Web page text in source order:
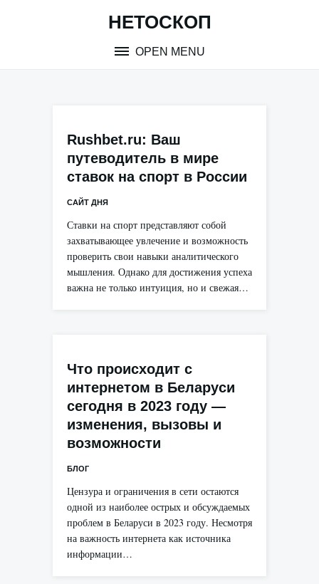
НЕТОСКОП
OPEN MENU
Rushbet.ru: Ваш
путеводитель в мире
ставок на спорт в России
САЙТ ДНЯ
Ставки на спорт представляют собой
захватывающее увлечение и возможность
проверить свои навыки аналитического
мышления. Однако для достижения успеха
важна не только интуиция, но и свежая…
Что происходит с
интернетом в Беларуси
сегодня в 2023 году —
изменения, вызовы и
возможности
БЛОГ
Цензура и ограничения в сети остаются
одной из наиболее острых и обсуждаемых
проблем в Беларуси в 2023 году. Несмотря
на важность интернета как источника
информации…